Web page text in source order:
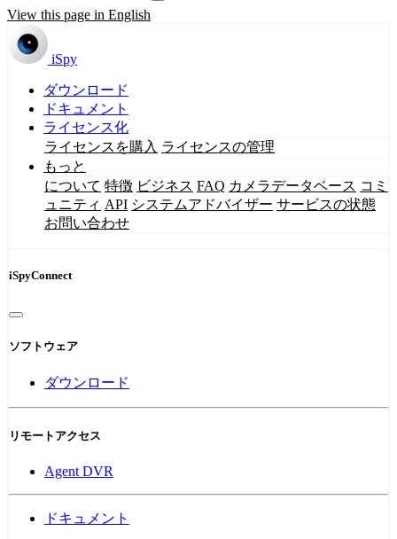
View this page in English
iSpy
ダウンロード
ドキュメント
ライセンス化
ライセンスを購入 ライセンスの管理
もっと
について 特徴 ビジネス FAQ カメラデータベース コミ
ュニティ API システムアドバイザー サービスの状態
お問い合わせ
iSpyConnect
ソフトウェア
ダウンロード
リモートアクセス
Agent DVR
ドキュメント